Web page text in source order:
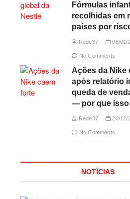
Fórmulas
recolhidas em
países por
Rede37 08/01/
No Comments
Ações da Nike
após relatório
queda de
— por que isso
Rede37 20/12/
No Comments
NOTÍCIAS